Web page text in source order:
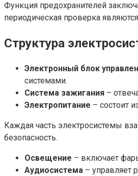
Функция предохранителей
периодическая проверка
Структура
Электронный блок
системами.
Система зажигания –
Электропитание – состоит
Каждая часть электросистемы
безопасность.
Освещение – включает
Аудиосистема – управляет